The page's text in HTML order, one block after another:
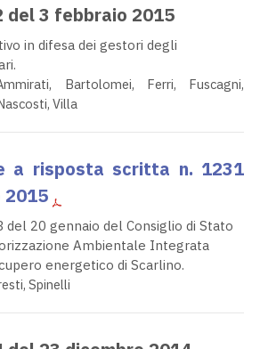
del 3 febbraio 2015
in difesa dei gestori degli
Bartolomei, Ferri, Fuscagni,
Villa
a risposta scritta n. 1231
2015
del 20 gennaio del Consiglio di Stato
Ambientale Integrata
energetico di Scarlino.
Spinelli